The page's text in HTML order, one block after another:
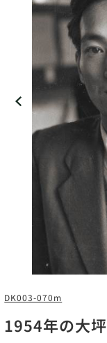
DK003-070m
1954年の大